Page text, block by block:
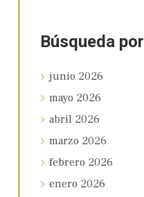
Búsqueda
junio 2026
mayo 2026
abril 2026
marzo 2026
febrero 2026
enero 2026